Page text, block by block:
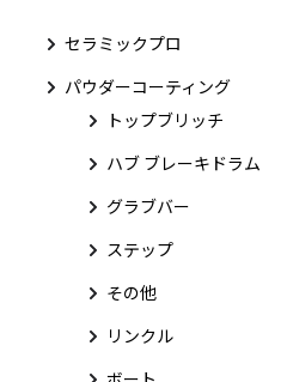
セラミックプロ
パウダーコーティング
トップブリッチ
ハブ ブレーキドラム
グラブバー
ステップ
その他
リンクル